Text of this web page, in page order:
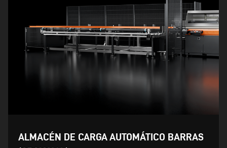
ALMACÉN DE CARGA AUTOMÁTICO BARRAS